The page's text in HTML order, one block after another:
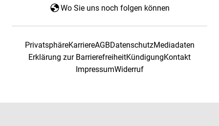
Wo Sie uns noch folgen können
PrivatsphäreKarriereAGBDatenschutzMediadaten
Erklärung zur BarrierefreiheitKündigungKontakt
ImpressumWiderruf